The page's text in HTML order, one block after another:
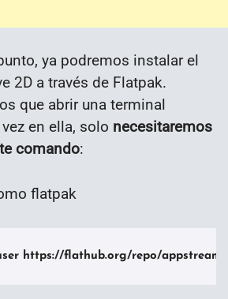
ya podremos instalar el
2D a través de Flatpak.
que abrir una terminal
en ella, solo necesitaremos
comando:
https://flathub.org/repo/appstream/